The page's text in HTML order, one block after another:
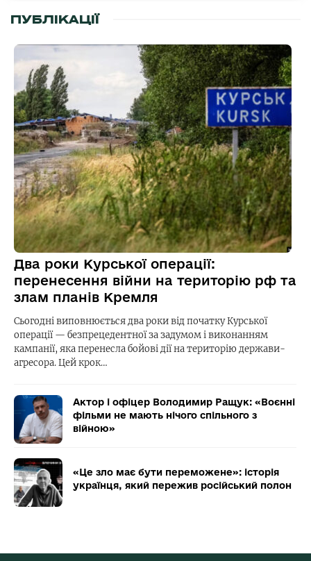
ПУБЛІКАЦІЇ
Два роки Курської операції:
перенесення війни на територію рф та
злам планів Кремля
Сьогодні виповнюється два роки від початку Курської
операції — безпрецедентної за задумом і виконанням
кампанії, яка перенесла бойові дії на територію держави-
агресора. Цей крок…
Актор і офіцер Володимир Ращук: «Воєнні
фільми не мають нічого спільного з
війною»
«Це зло має бути переможене»: історія
українця, який пережив російський полон